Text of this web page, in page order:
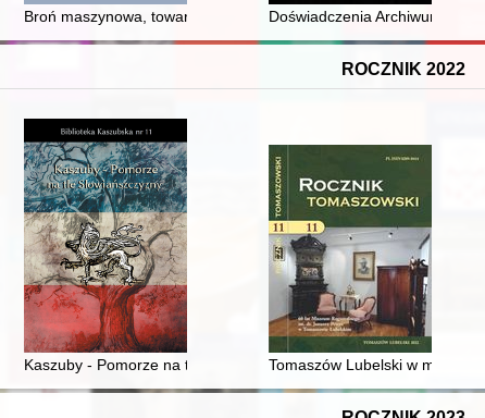
Broń maszynowa, towarzysząca i przeciwpancerna batalionów
Doświadczenia Archiwum
ROCZNIK 2022
Kaszuby - Pomorze na tle Słowiańszczyzny : historia, kultura, język
Tomaszów Lubelski w moich